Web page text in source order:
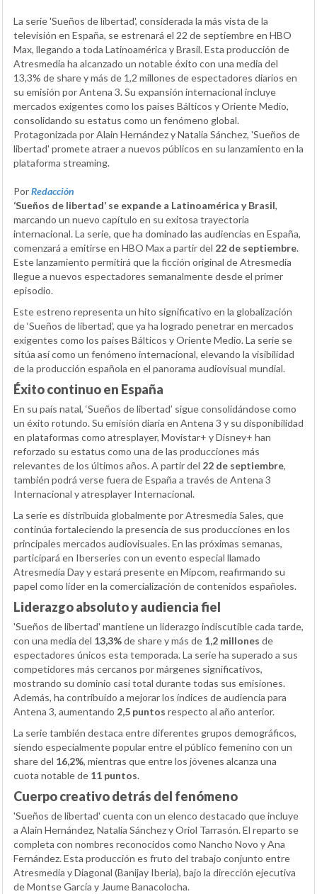
La serie 'Sueños de libertad', considerada la más vista de la
televisión en España, se estrenará el 22 de septiembre en HBO
Max, llegando a toda Latinoamérica y Brasil. Esta producción de
Atresmedia ha alcanzado un notable éxito con una media del
13,3% de share y más de 1,2 millones de espectadores diarios en
su emisión por Antena 3. Su expansión internacional incluye
mercados exigentes como los países Bálticos y Oriente Medio,
consolidando su estatus como un fenómeno global.
Protagonizada por Alain Hernández y Natalia Sánchez, 'Sueños de
libertad' promete atraer a nuevos públicos en su lanzamiento en la
plataforma streaming.
PorRedacción
‘Sueños de libertad’ se expande a Latinoamérica y Brasil,
marcando un nuevo capítulo en su exitosa trayectoria
internacional. La serie, que ha dominado las audiencias en España,
comenzará a emitirse en HBO Max a partir del 22 de septiembre.
Este lanzamiento permitirá que la ficción original de Atresmedia
llegue a nuevos espectadores semanalmente desde el primer
episodio.
Este estreno representa un hito significativo en la globalización
de ‘Sueños de libertad’, que ya ha logrado penetrar en mercados
exigentes como los países Bálticos y Oriente Medio. La serie se
sitúa así como un fenómeno internacional, elevando la visibilidad
de la producción española en el panorama audiovisual mundial.
Éxito continuo en España
En su país natal, ‘Sueños de libertad’ sigue consolidándose como
un éxito rotundo. Su emisión diaria en Antena 3 y su disponibilidad
en plataformas como atresplayer, Movistar+ y Disney+ han
reforzado su estatus como una de las producciones más
relevantes de los últimos años. A partir del 22 de septiembre,
también podrá verse fuera de España a través de Antena 3
Internacional y atresplayer Internacional.
La serie es distribuida globalmente por Atresmedia Sales, que
continúa fortaleciendo la presencia de sus producciones en los
principales mercados audiovisuales. En las próximas semanas,
participará en Iberseries con un evento especial llamado
Atresmedia Day y estará presente en Mipcom, reafirmando su
papel como líder en la comercialización de contenidos españoles.
Liderazgo absoluto y audiencia fiel
'Sueños de libertad' mantiene un liderazgo indiscutible cada tarde,
con una media del 13,3%de share y más de 1,2 millones de
espectadores únicos esta temporada. La serie ha superado a sus
competidores más cercanos por márgenes significativos,
mostrando su dominio casi total durante todas sus emisiones.
Además, ha contribuido a mejorar los índices de audiencia para
Antena 3, aumentando 2,5 puntos respecto al año anterior.
La serie también destaca entre diferentes grupos demográficos,
siendo especialmente popular entre el público femenino con un
share del 16,2%, mientras que entre los jóvenes alcanza una
cuota notable de 11 puntos.
Cuerpo creativo detrás del fenómeno
'Sueños de libertad' cuenta con un elenco destacado que incluye
a Alain Hernández, Natalia Sánchez y Oriol Tarrasón. El reparto se
completa con nombres reconocidos como Nancho Novo y Ana
Fernández. Esta producción es fruto del trabajo conjunto entre
Atresmedia y Diagonal (Banijay Iberia), bajo la dirección ejecutiva
de Montse García y Jaume Banacolocha.